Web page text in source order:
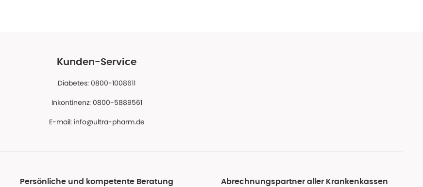
Kunden-Service
Diabetes: 0800-1008611
Inkontinenz: 0800-5889561
E-mail: info@ultra-pharm.de
Persönliche und kompetente Beratung Abrechnungspartner aller Krankenkassen